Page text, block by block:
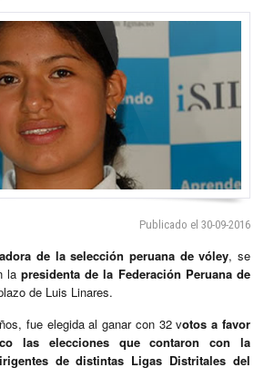
Publicado el 30-09-2016
de la selección peruana de vóley, se
lapresidenta de la Federación Peruana de
de Luis Linares.
fue elegida al ganar con 32 votos a favor
las elecciones que contaron con la
de distintas Ligas Distritales del